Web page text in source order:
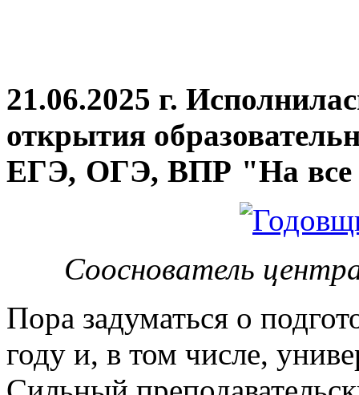
21.06.2025 г.
открытия
ЕГЭ, ОГЭ, ВПР "На все
Сооснователь
Пора задуматься о
году и, в том числе,